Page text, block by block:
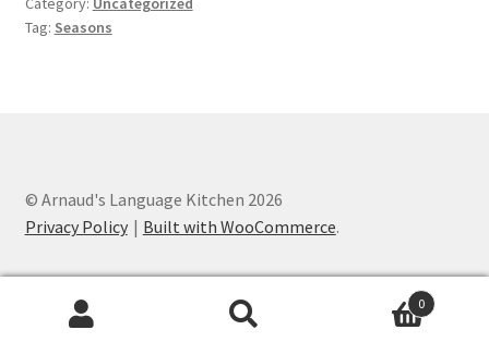
Tag: Seasons
© Arnaud's Language Kitchen 2026
Privacy Policy
Built with WooCommerce.
0